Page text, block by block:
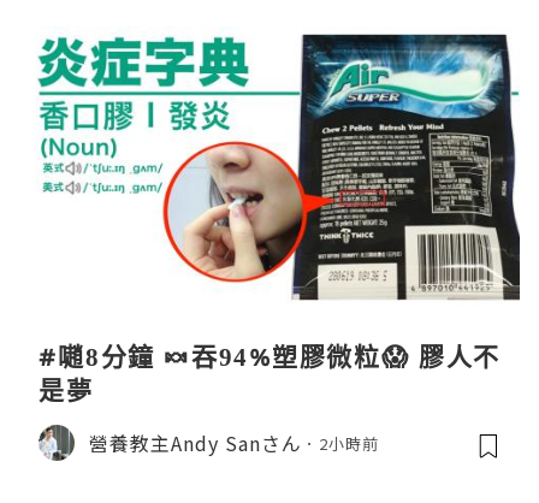
#𡁻8分鐘 🍬吞94%塑膠微粒😱 膠人不
是夢
營養教主Andy Sanさん 2小時前